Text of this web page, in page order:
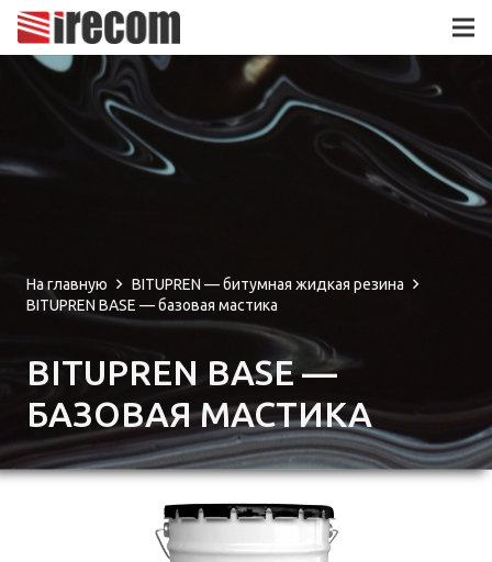
На главную
BITUPREN — битумная жидкая резина
BITUPREN BASE — базовая мастика
BITUPREN BASE —
БАЗОВАЯ МАСТИКА